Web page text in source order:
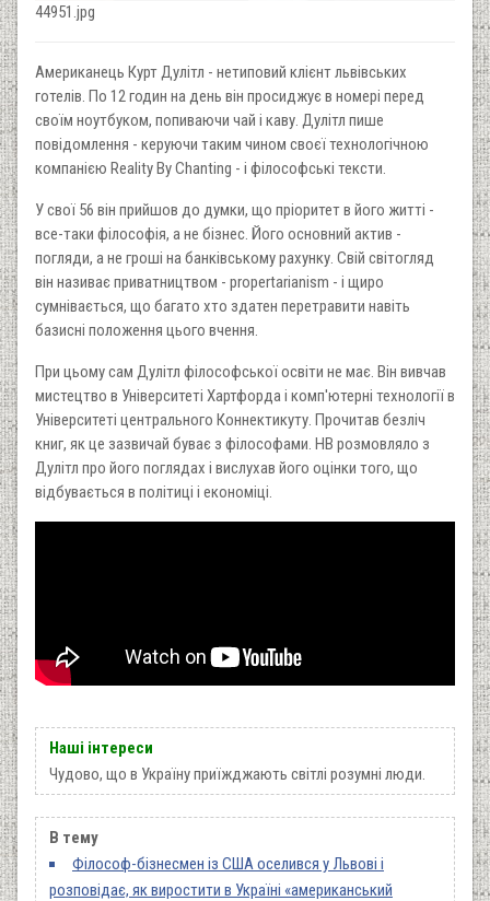
44951.jpg
Американець Курт Дулітл - нетиповий клієнт львівських
готелів. По 12 годин на день він просиджує в номері перед
своїм ноутбуком, попиваючи чай і каву. Дулітл пише
повідомлення - керуючи таким чином своєї технологічною
компанією Reality By Chanting - і філософські тексти.
У свої 56 він прийшов до думки, що пріоритет в його житті -
все-таки філософія, а не бізнес. Його основний актив -
погляди, а не гроші на банківському рахунку. Свій світогляд
він називає приватництвом - propertarianism - і щиро
сумнівається, що багато хто здатен перетравити навіть
базисні положення цього вчення.
При цьому сам Дулітл філософської освіти не має. Він вивчав
мистецтво в Університеті Хартфорда і комп'ютерні технології в
Університеті центрального Коннектикуту. Прочитав безліч
книг, як це зазвичай буває з філософами. НВ розмовляло з
Дулітл про його поглядах і вислухав його оцінки того, що
відбувається в політиці і економіці.
Наші інтереси
Чудово, що в Україну приїжджають світлі розумні люди.
В тему
Філософ-бізнесмен із США оселився у Львові і
розповідає, як виростити в Україні «американський